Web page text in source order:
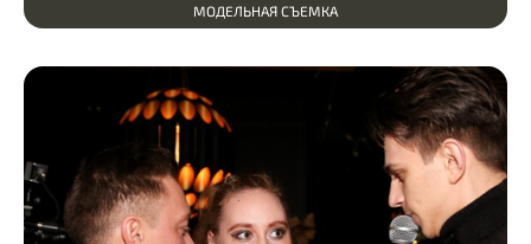
МОДЕЛЬНАЯ СЪЕМКА